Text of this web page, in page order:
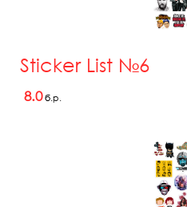
Sticker List №6
8.0б.р.